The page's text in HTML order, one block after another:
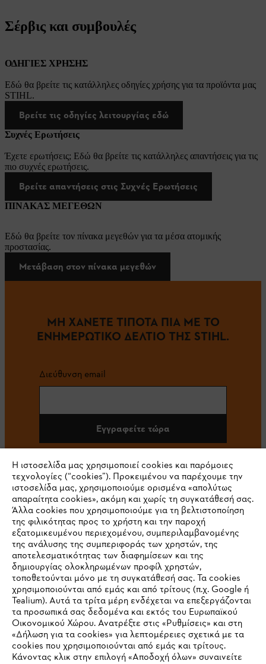
Σέρβις και συμβουλές
ΟΔΗΓΙΕΣ ΧΡΗΣΗΣ
Εδώ θα βρείτε τις κατάλληλες οδηγίες χρήσης για τα προϊόντα μας
STIHL.
Βρείτε τις οδηγίες λειτουργίας εδώ
Συχνές Ερωτήσεις
Έχετε ερωτήσεις; Εδώ θα βρείτε τις κατάλληλες απαντήσεις για τις
πιο συχνές ερωτήσεις.
Βρείτε απαντήσεις στις Συχνές Ερωτήσεις
ΠΙΝΑΚΑΣ ΜΕΓΕΘΩΝ
Εδώ θα βρείτε τον πίνακα μεγεθών για τα μέσα ατομικής
προστασίας.
Μετάβαση στον πίνακα μεγεθών
ΜΗ ΧΑΝΕΤΕ ΤΙΠΟΤΑ ΠΙΑ ΜΕ ΤΟ
ΕΝΗΜΕΡΩΤΙΚΟ ΔΕΛΤΙΟ ΤΗΣ STIHL.
Διεύθυνση email
Εγγραφείτε τώρα
#STIHL
Εταιρεία
STIHL Συχνές ερωτήσεις
Η ιστοσελίδα μας χρησιμοποιεί cookies και παρόμοιες
τεχνολογίες (“cookies”). Προκειμένου να παρέχουμε την
ιστοσελίδα μας, χρησιμοποιούμε ορισμένα «απολύτως
απαραίτητα cookies», ακόμη και χωρίς τη συγκατάθεσή σας.
Άλλα cookies που χρησιμοποιούμε για τη βελτιστοποίηση
της φιλικότητας προς το χρήστη και την παροχή
εξατομικευμένου περιεχομένου, συμπεριλαμβανομένης
της ανάλυσης της συμπεριφοράς των χρηστών, της
αποτελεσματικότητας των διαφημίσεων και της
δημιουργίας ολοκληρωμένων προφίλ χρηστών,
τοποθετούνται μόνο με τη συγκατάθεσή σας. Τα cookies
χρησιμοποιούνται από εμάς και από τρίτους (π.χ. Google ή
Tealium). Αυτά τα τρίτα μέρη ενδέχεται να επεξεργάζονται
τα προσωπικά σας δεδομένα και εκτός του Ευρωπαϊκού
Οικονομικού Χώρου. Ανατρέξτε στις «Ρυθμίσεις» και στη
«Δήλωση για τα cookies» για λεπτομέρειες σχετικά με τα
cookies που χρησιμοποιούνται από εμάς και τρίτους.
Κάνοντας κλικ στην επιλογή «Αποδοχή όλων» συναινείτε